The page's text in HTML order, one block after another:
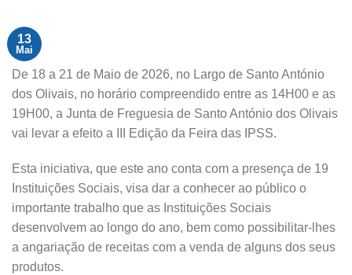
13
Mai
De 18 a 21 de Maio de 2026, no Largo de Santo António
dos Olivais, no horário compreendido entre as 14H00 e as
19H00, a Junta de Freguesia de Santo António dos Olivais
vai levar a efeito a III Edição da Feira das IPSS.
Esta iniciativa, que este ano conta com a presença de 19
Instituições Sociais, visa dar a conhecer ao público o
importante trabalho que as Instituições Sociais
desenvolvem ao longo do ano, bem como possibilitar-lhes
a angariação de receitas com a venda de alguns dos seus
produtos.